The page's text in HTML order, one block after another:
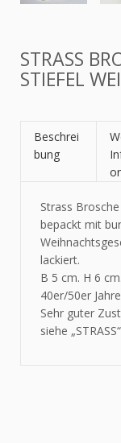
STRASS
STIEFEL
Beschrei
bung
Strass
bepackt mit
lackiert.
B 5 cm. H 6 cm.
40er/50er
Sehr guter
siehe